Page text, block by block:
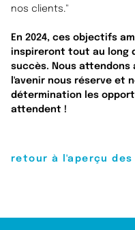
nos clients."
En 2024, ces objectifs
inspireront tout au long
succès. Nous attendons
l'avenir nous réserve et
détermination les
attendent !
retour à l'aperçu des